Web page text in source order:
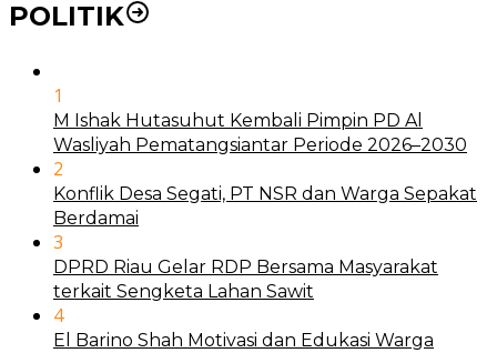
POLITIK
1
M Ishak Hutasuhut Kembali Pimpin PD Al
Wasliyah Pematangsiantar Periode 2026–2030
2
Konflik Desa Segati, PT NSR dan Warga Sepakat
Berdamai
3
DPRD Riau Gelar RDP Bersama Masyarakat
terkait Sengketa Lahan Sawit
4
El Barino Shah Motivasi dan Edukasi Warga